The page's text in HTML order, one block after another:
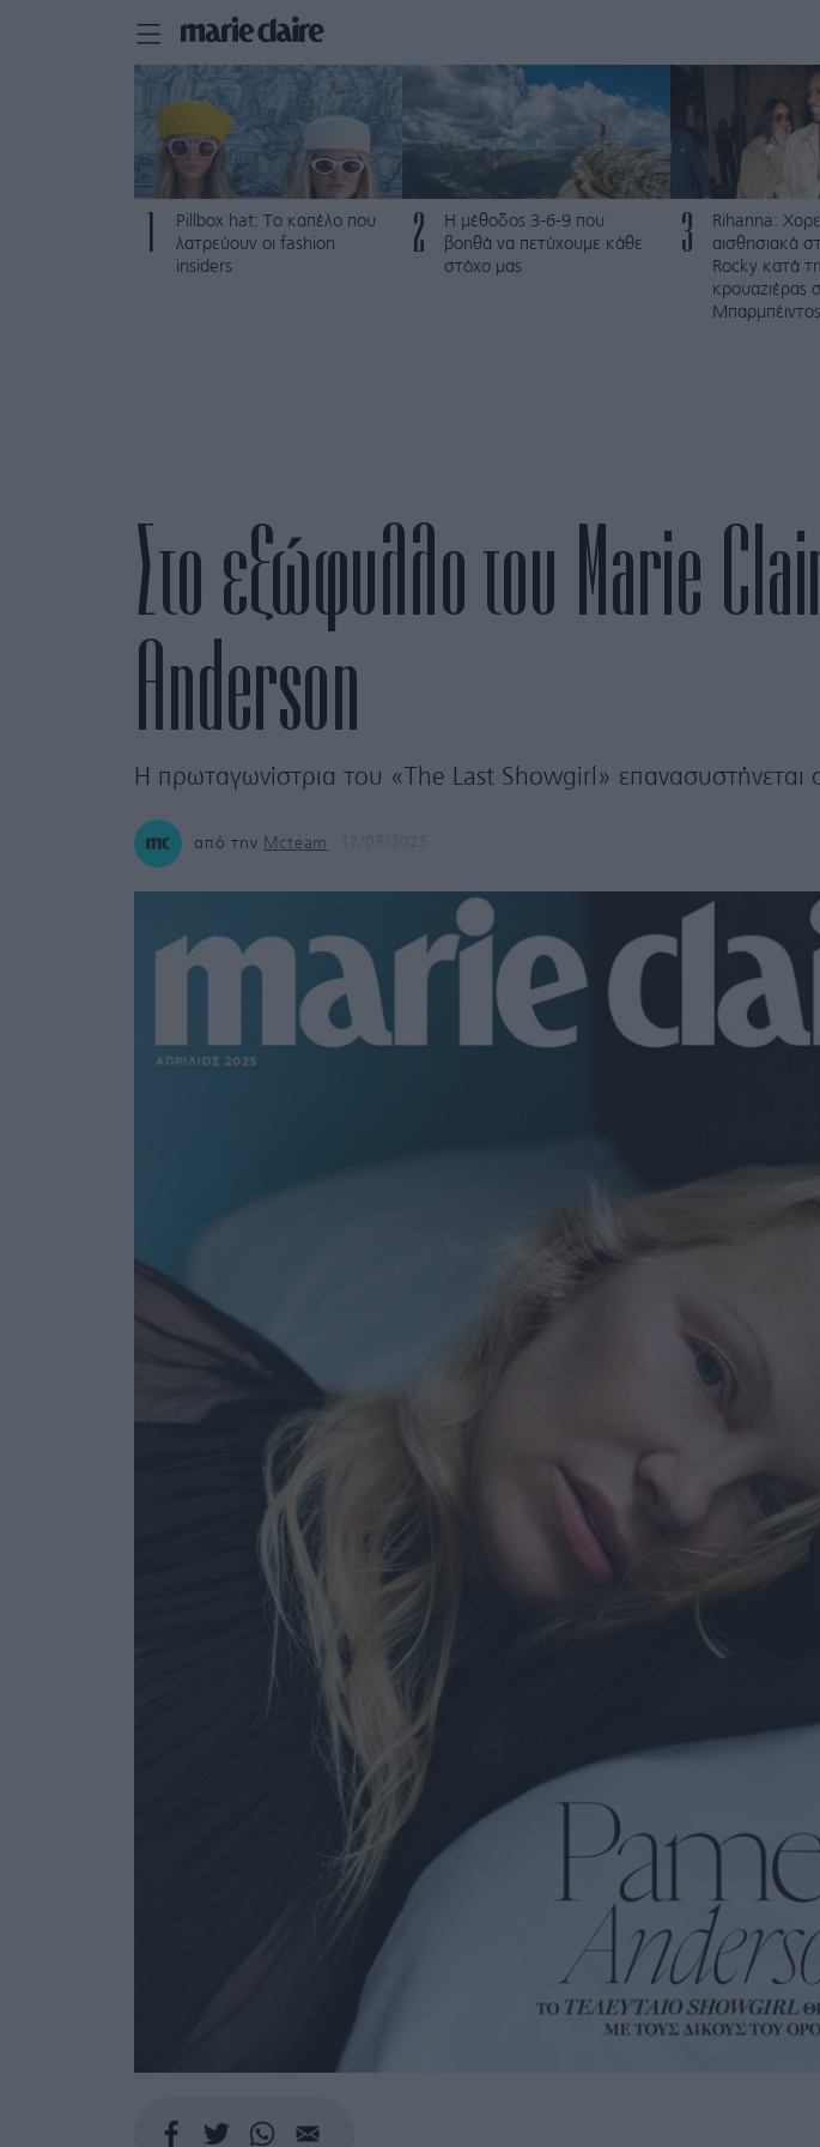
Pillbox hat: Το καπέλο που
λατρεύουν οι fashion
insiders
2
Η μέθοδος 3-6-9 που
βοηθά να πετύχουμε κάθε
στόχο μας
3
Rihanna:
αισθησιακά
Rocky κατά
κρουαζιέρας
Μπαρμπέιντος
Στο εξώφυλλο του Marie
Anderson
Η πρωταγωνίστρια του «The Last Showgirl» επανασυστήνεται
από την Mcteam